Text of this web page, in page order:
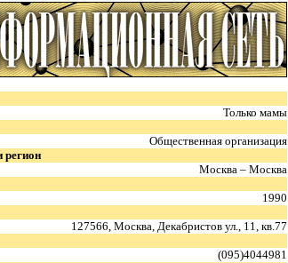
Только мамы
Общественная организация
регион
Москва – Москва
1990
127566, Москва, Декабристов ул., 11, кв.77
(095)4044981